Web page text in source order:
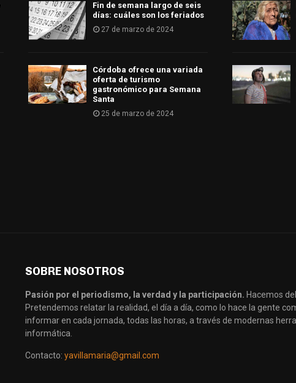
Fin de semana largo de seis
días: cuáles son los feriados
27 de marzo de 2024
Córdoba ofrece una variada
oferta de turismo
gastronómico para Semana
Santa
25 de marzo de 2024
SOBRE NOSOTROS
Pasión por el periodismo, la verdad y la participación. Hacemos
Pretendemos relatar la realidad, el día a día, como lo hace la gente
informar en cada jornada, todas las horas, a través de modernas
informática.
Contacto: yavillamaria@gmail.com